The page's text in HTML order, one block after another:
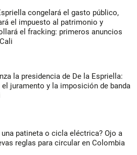
congelará el gasto público,
el impuesto al patrimonio y
el fracking: primeros anuncios
la presidencia de De la Espriella:
el juramento y la imposición de banda
una patineta o cicla eléctrica? Ojo a
reglas para circular en Colombia